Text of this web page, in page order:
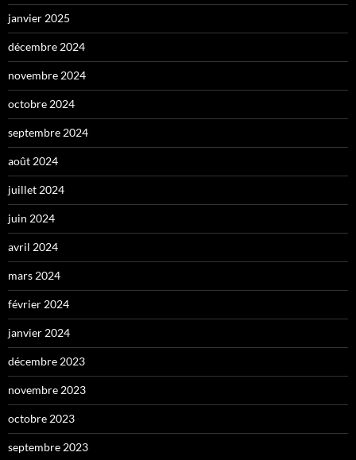
janvier 2025
décembre 2024
novembre 2024
octobre 2024
septembre 2024
août 2024
juillet 2024
juin 2024
avril 2024
mars 2024
février 2024
janvier 2024
décembre 2023
novembre 2023
octobre 2023
septembre 2023